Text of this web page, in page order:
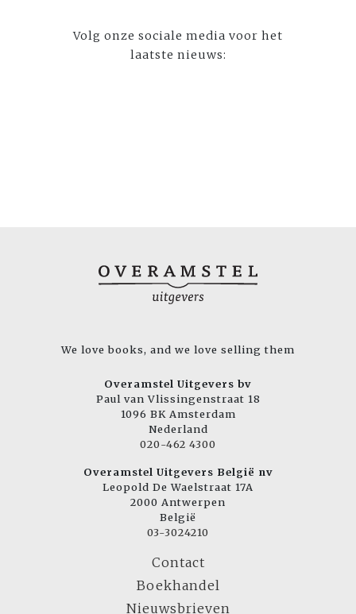
Volg onze sociale media voor het
laatste nieuws:
We love books, and we love selling them
Overamstel Uitgevers bv
Paul van Vlissingenstraat 18
1096 BK Amsterdam
Nederland
020-462 4300
Overamstel Uitgevers België nv
Leopold De Waelstraat 17A
2000 Antwerpen
België
03-3024210
Contact
Boekhandel
Nieuwsbrieven